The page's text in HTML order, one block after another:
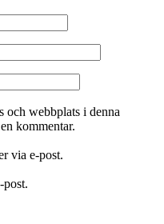
och webbplats i denna
kommentar.
via e-post.